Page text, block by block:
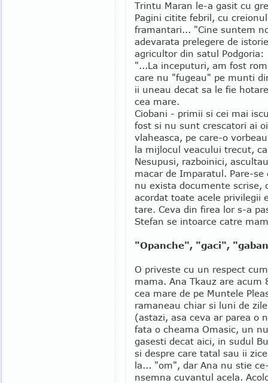
Trintu Maran le-a gasit cu
Pagini citite febril, cu
framantari... "Cine suntem
adevarata prelegere de
agricultor din satul Podgoria:
"...La inceputuri, am fost
care nu "fugeau" pe munti
ii uneau decat sa le fie
cea mare.
Ciobani - primii si cei mai
fost si nu sunt crescatori ai
vlaheasca, pe care-o
la mijlocul veacului trecut,
Nesupusi, razboinici,
macar de Imparatul. Pare-
nu exista documente scrise,
acordat toate acele privilegii
tare. Ceva din firea lor s-a
Stefan se intoarce catre
"Opanche", "gaci",
O priveste cu un respect
mama. Ana Tkauz are acum
cea mare de pe Muntele
ramaneau chiar si luni de
(astazi, asa ceva ar parea o
fata o cheama Omasic, un
gasesti decat aici, in sudul
si despre care tatal sau ii
la... "om", dar Ana nu stie
nsemna cuvantul acela.